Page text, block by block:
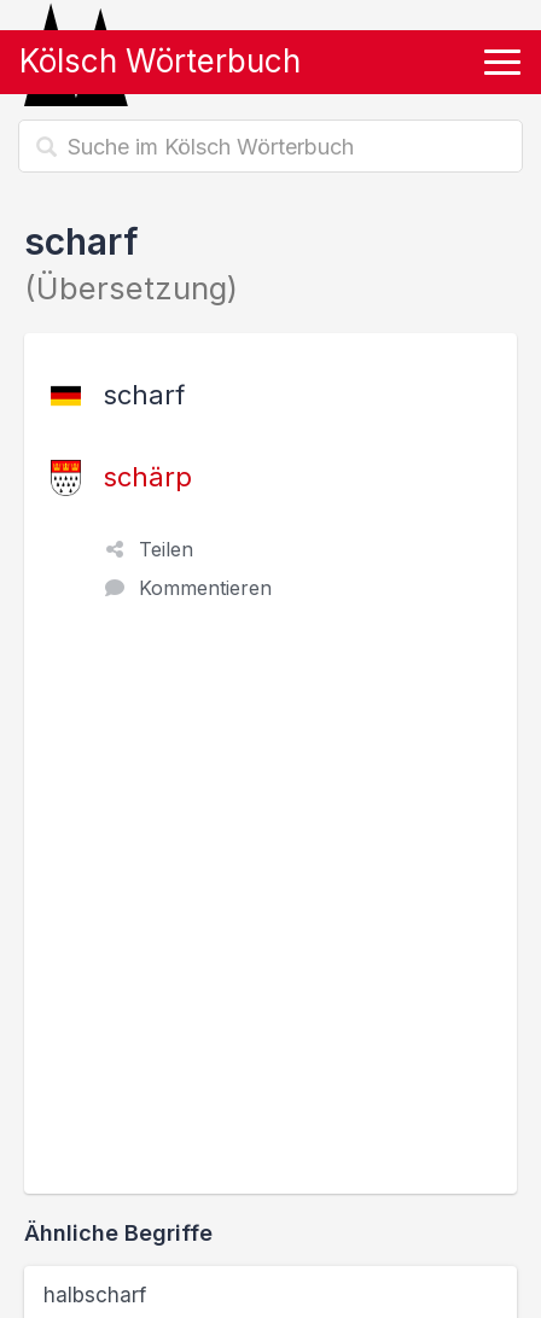
Kölsch Wörterbuch
scharf
(Übersetzung)
scharf
schärp
Teilen
Kommentieren
Ähnliche Begriffe
halbscharf